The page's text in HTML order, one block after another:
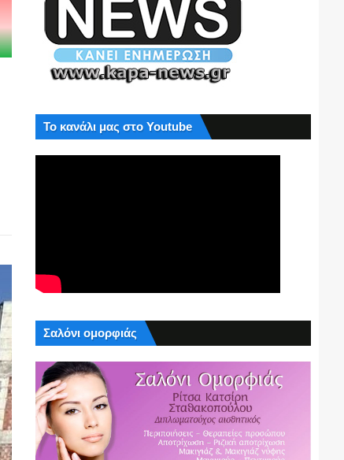
Το κανάλι μας στο Youtube
Σαλόνι ομορφιάς